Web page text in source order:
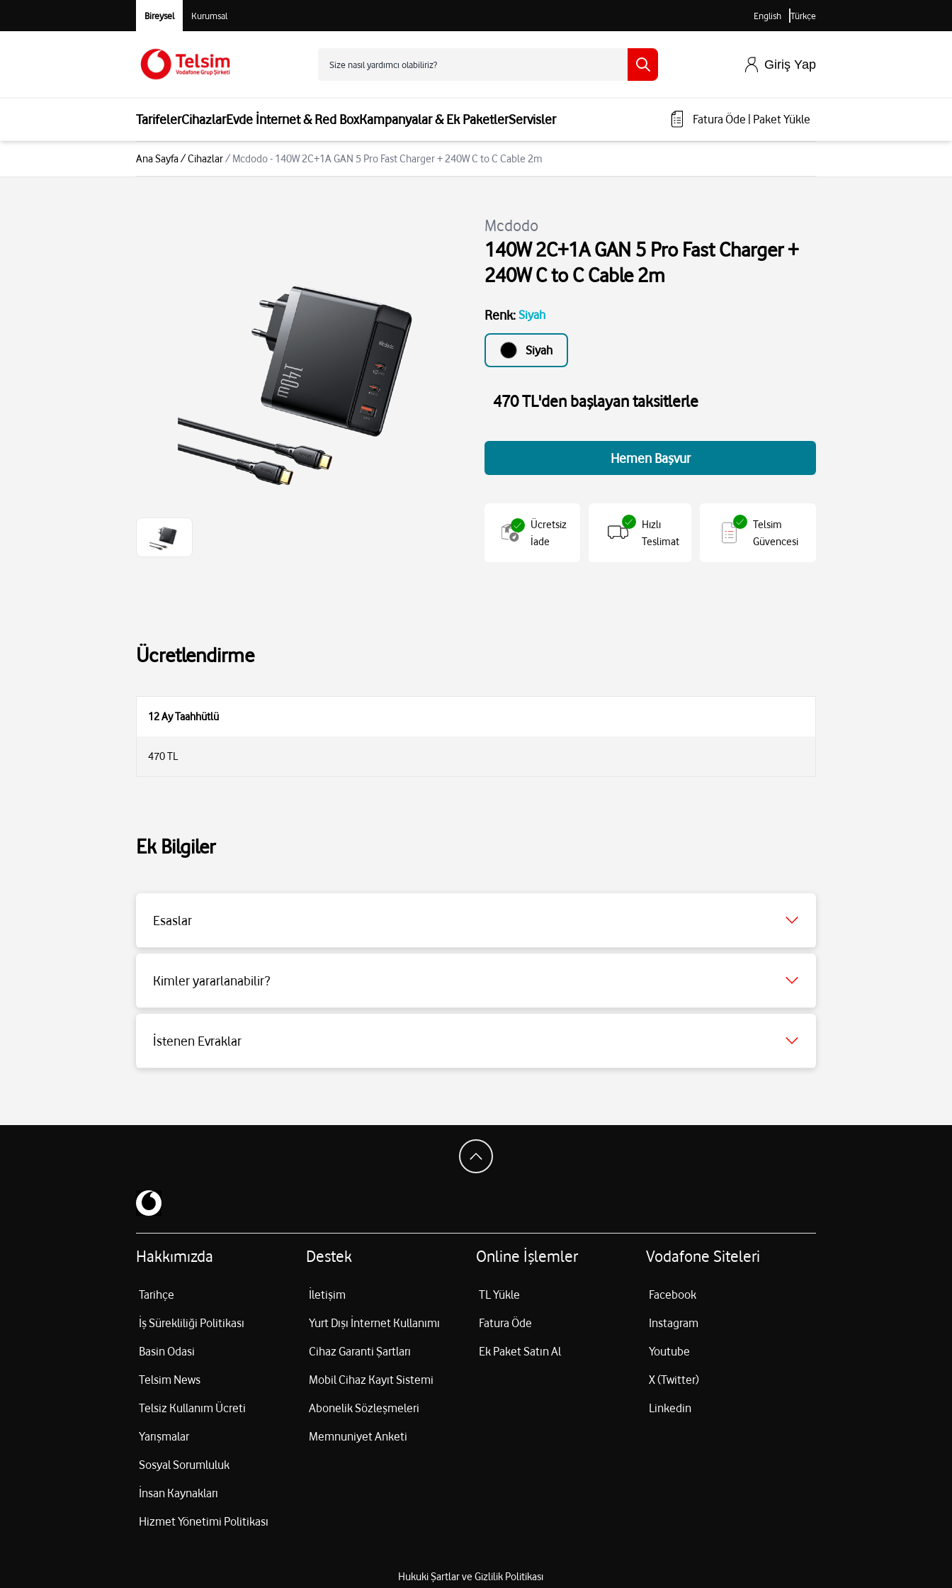
Bireysel Kurumsal English Türkçe
Giriş Yap
TarifelerCihazlarEvde İnternet & Red BoxKampanyalar & Ek PaketlerServisler Fatura Öde Paket Yükle
Ana Sayfa/Cihazlar/ Mcdodo - 140W 2C+1A GAN 5 Pro Fast Charger + 240W C to C Cable 2m
Mcdodo
140W 2C+1A GAN 5 Pro Fast Charger +
240W C to C Cable 2m
Renk: Siyah
Siyah
470 TL'den başlayan taksitlerle
Hemen Başvur
Ücretsiz
İade
Hızlı
Teslimat
Telsim
Güvencesi
Ücretlendirme
12 Ay Taahhütlü
470 TL
Ek Bilgiler
Esaslar
Detaylı bilgi içintıklayınız.
Kimler yararlanabilir?
Detaylı bilgi içintıklayınız.
İstenen Evraklar
Detaylı bilgi içintıklayınız.
Hakkımızda
Tarihçe
İş Sürekliliği Politikası
Basin Odasi
Telsim News
Telsiz Kullanım Ücreti
Yarışmalar
Sosyal Sorumluluk
İnsan Kaynakları
Hizmet Yönetimi Politikası
Destek
İletişim
Yurt Dışı İnternet Kullanımı
Cihaz Garanti Şartları
Mobil Cihaz Kayıt Sistemi
Abonelik Sözleşmeleri
Memnuniyet Anketi
Online İşlemler
TL Yükle
Fatura Öde
Ek Paket Satın Al
Vodafone Siteleri
Facebook
Instagram
Youtube
X (Twitter)
Linkedin
Hukuki Şartlar ve Gizlilik Politikası